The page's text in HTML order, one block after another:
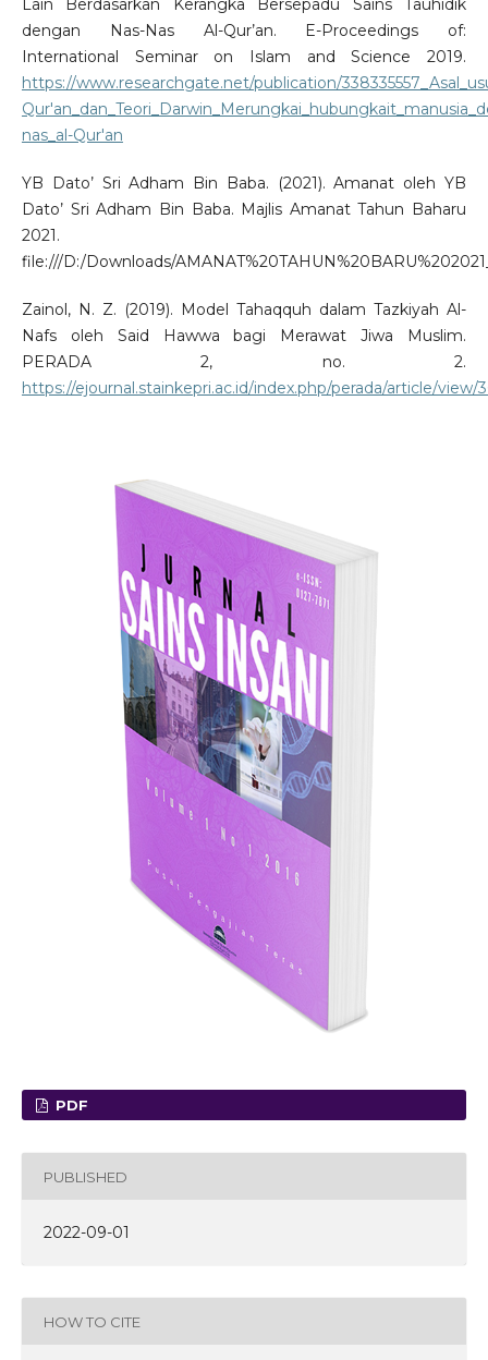
Lain Berdasarkan Kerangka Bersepadu Sains Tauhidik
dengan Nas-Nas Al-Qur’an. E-Proceedings of:
International Seminar on Islam and Science 2019.
https://www.researchgate.net/publication/
nas_al-Qur'an
YB Dato’ Sri Adham Bin Baba. (2021). Amanat oleh YB
Dato’ Sri Adham Bin Baba. Majlis Amanat Tahun Baharu
2021.
file:///D:/Downloads/
Zainol, N. Z. (2019). Model Tahaqquh dalam Tazkiyah Al-
Nafs oleh Said Hawwa bagi Merawat Jiwa Muslim.
PERADA 2, no. 2.
https://ejournal.stainkepri.ac.id/index.php/perada/article/view/
PDF
PUBLISHED
2022-09-01
HOW TO CITE